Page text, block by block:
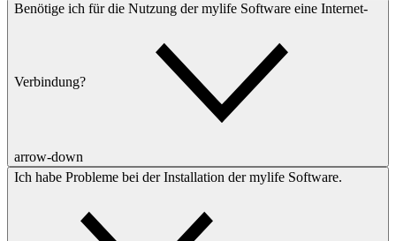
Benötige ich für die Nutzung der mylife Software eine Internet-
Verbindung?
arrow-down
Ich habe Probleme bei der Installation der mylife Software.